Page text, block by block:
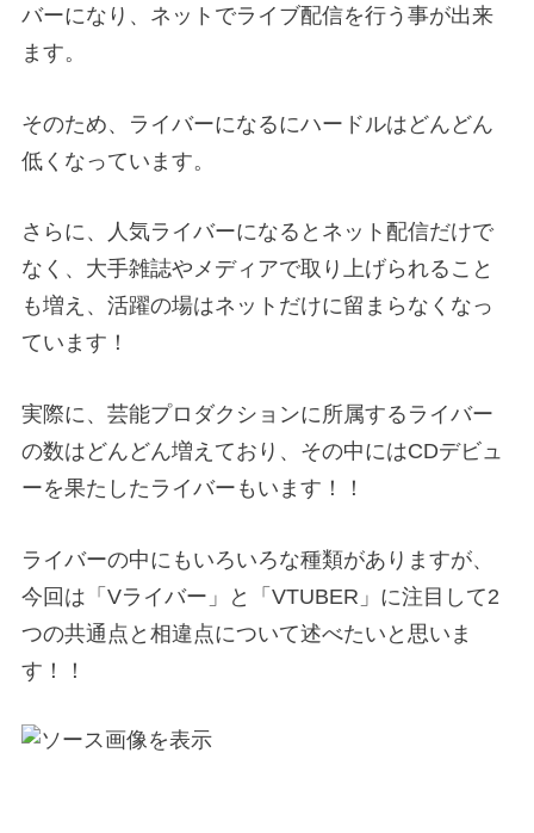
バーになり、ネットでライブ配信を行う事が出来
ます。
そのため、ライバーになるにハードルはどんどん
低くなっています。
さらに、人気ライバーになるとネット配信だけで
なく、大手雑誌やメディアで取り上げられること
も増え、活躍の場はネットだけに留まらなくなっ
ています！
実際に、芸能プロダクションに所属するライバー
の数はどんどん増えており、その中にはCDデビュ
ーを果たしたライバーもいます！！
ライバーの中にもいろいろな種類がありますが、
今回は「Vライバー」と「VTUBER」に注目して2
つの共通点と相違点について述べたいと思いま
す！！